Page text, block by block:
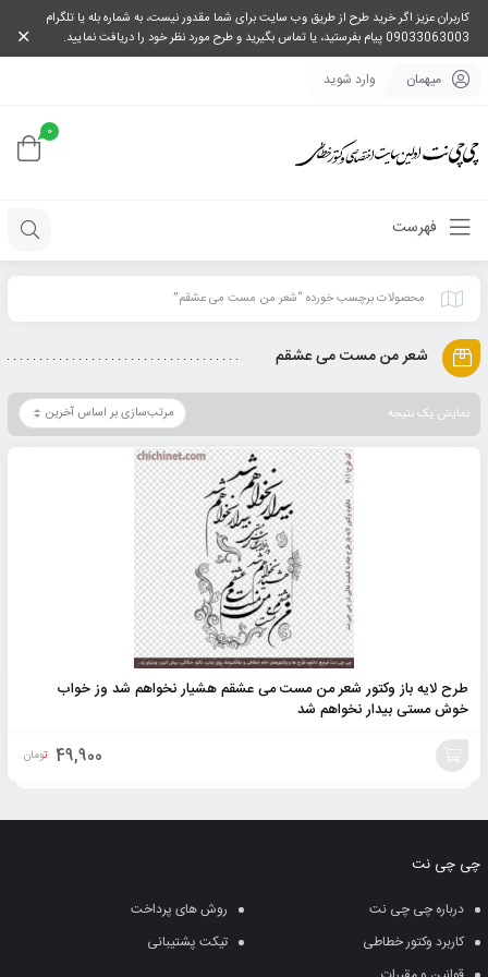
کاربران عزیز اگر خرید طرح از طریق وب سایت برای شما مقدور نیست، به شماره بله یا تلگرام
09033063003 پیام بفرستید، یا تماس بگیرید و طرح مورد نظر خود را دریافت نمایید.
میهمان وارد شوید
0
فهرست
محصولات برچسب خورده “شعر من مست می عشقم”
شعر من مست می عشقم
نمایش یک نتیجه
طرح لایه باز وکتور شعر من مست می عشقم هشیار نخواهم شد وز خواب
خوش مستی بیدار نخواهم شد
49,900 تومان
سبد
چی چی نت
درباره چی چی نت
روش های پرداخت
کاربرد وکتور خطاطی
تیکت پشتیبانی